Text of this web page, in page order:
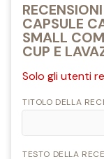
CAPSULE
SMALL
CUP E
Solo gli utenti
TITOLO DELLA
TESTO DELLA